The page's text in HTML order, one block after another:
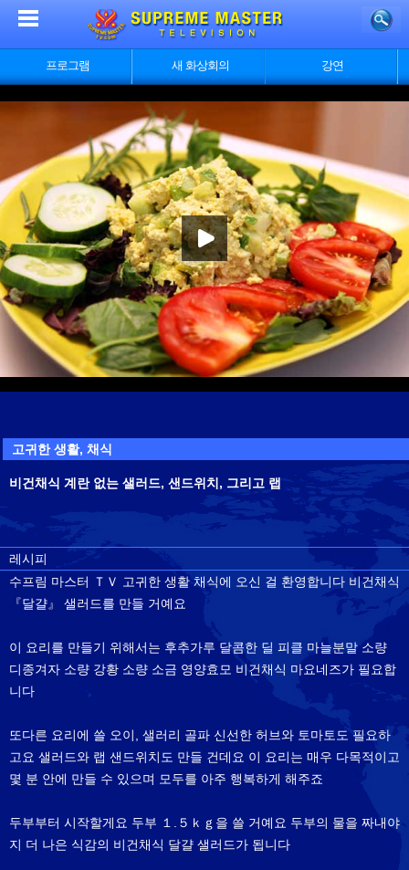
프로그램 새 화상회의 강연
고귀한 생활, 채식
비건채식 계란 없는 샐러드, 샌드위치, 그리고 랩
레시피
수프림 마스터 ＴＶ 고귀한 생활 채식에 오신 걸 환영합니다 비건채식
『달걀』 샐러드를 만들 거예요
이 요리를 만들기 위해서는 후추가루 달콤한 딜 피클 마늘분말 소량
디종겨자 소량 강황 소량 소금 영양효모 비건채식 마요네즈가 필요합
니다
또다른 요리에 쓸 오이, 샐러리 골파 신선한 허브와 토마토도 필요하
고요 샐러드와 랩 샌드위치도 만들 건데요 이 요리는 매우 다목적이고
몇 분 안에 만들 수 있으며 모두를 아주 행복하게 해주죠
두부부터 시작할게요 두부 １.５ｋｇ을 쓸 거예요 두부의 물을 짜내야
지 더 나은 식감의 비건채식 달걀 샐러드가 됩니다